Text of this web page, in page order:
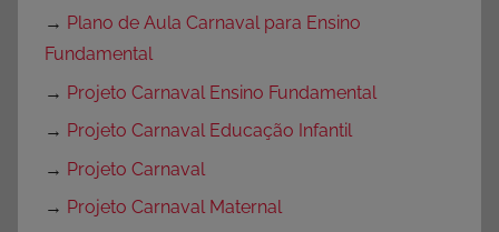
→ Plano de Aula Carnaval para Ensino
Fundamental
→ Projeto Carnaval Ensino Fundamental
→ Projeto Carnaval Educação Infantil
→ Projeto Carnaval
→ Projeto Carnaval Maternal